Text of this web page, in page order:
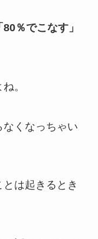
80％でこなす」
。
くなっちゃい
は起きるとき